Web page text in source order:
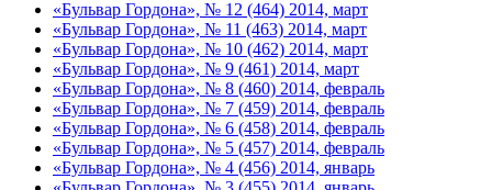
«Бульвар Гордона», № 12 (464) 2014, март
«Бульвар Гордона», № 11 (463) 2014, март
«Бульвар Гордона», № 10 (462) 2014, март
«Бульвар Гордона», № 9 (461) 2014, март
«Бульвар Гордона», № 8 (460) 2014, февраль
«Бульвар Гордона», № 7 (459) 2014, февраль
«Бульвар Гордона», № 6 (458) 2014, февраль
«Бульвар Гордона», № 5 (457) 2014, февраль
«Бульвар Гордона», № 4 (456) 2014, январь